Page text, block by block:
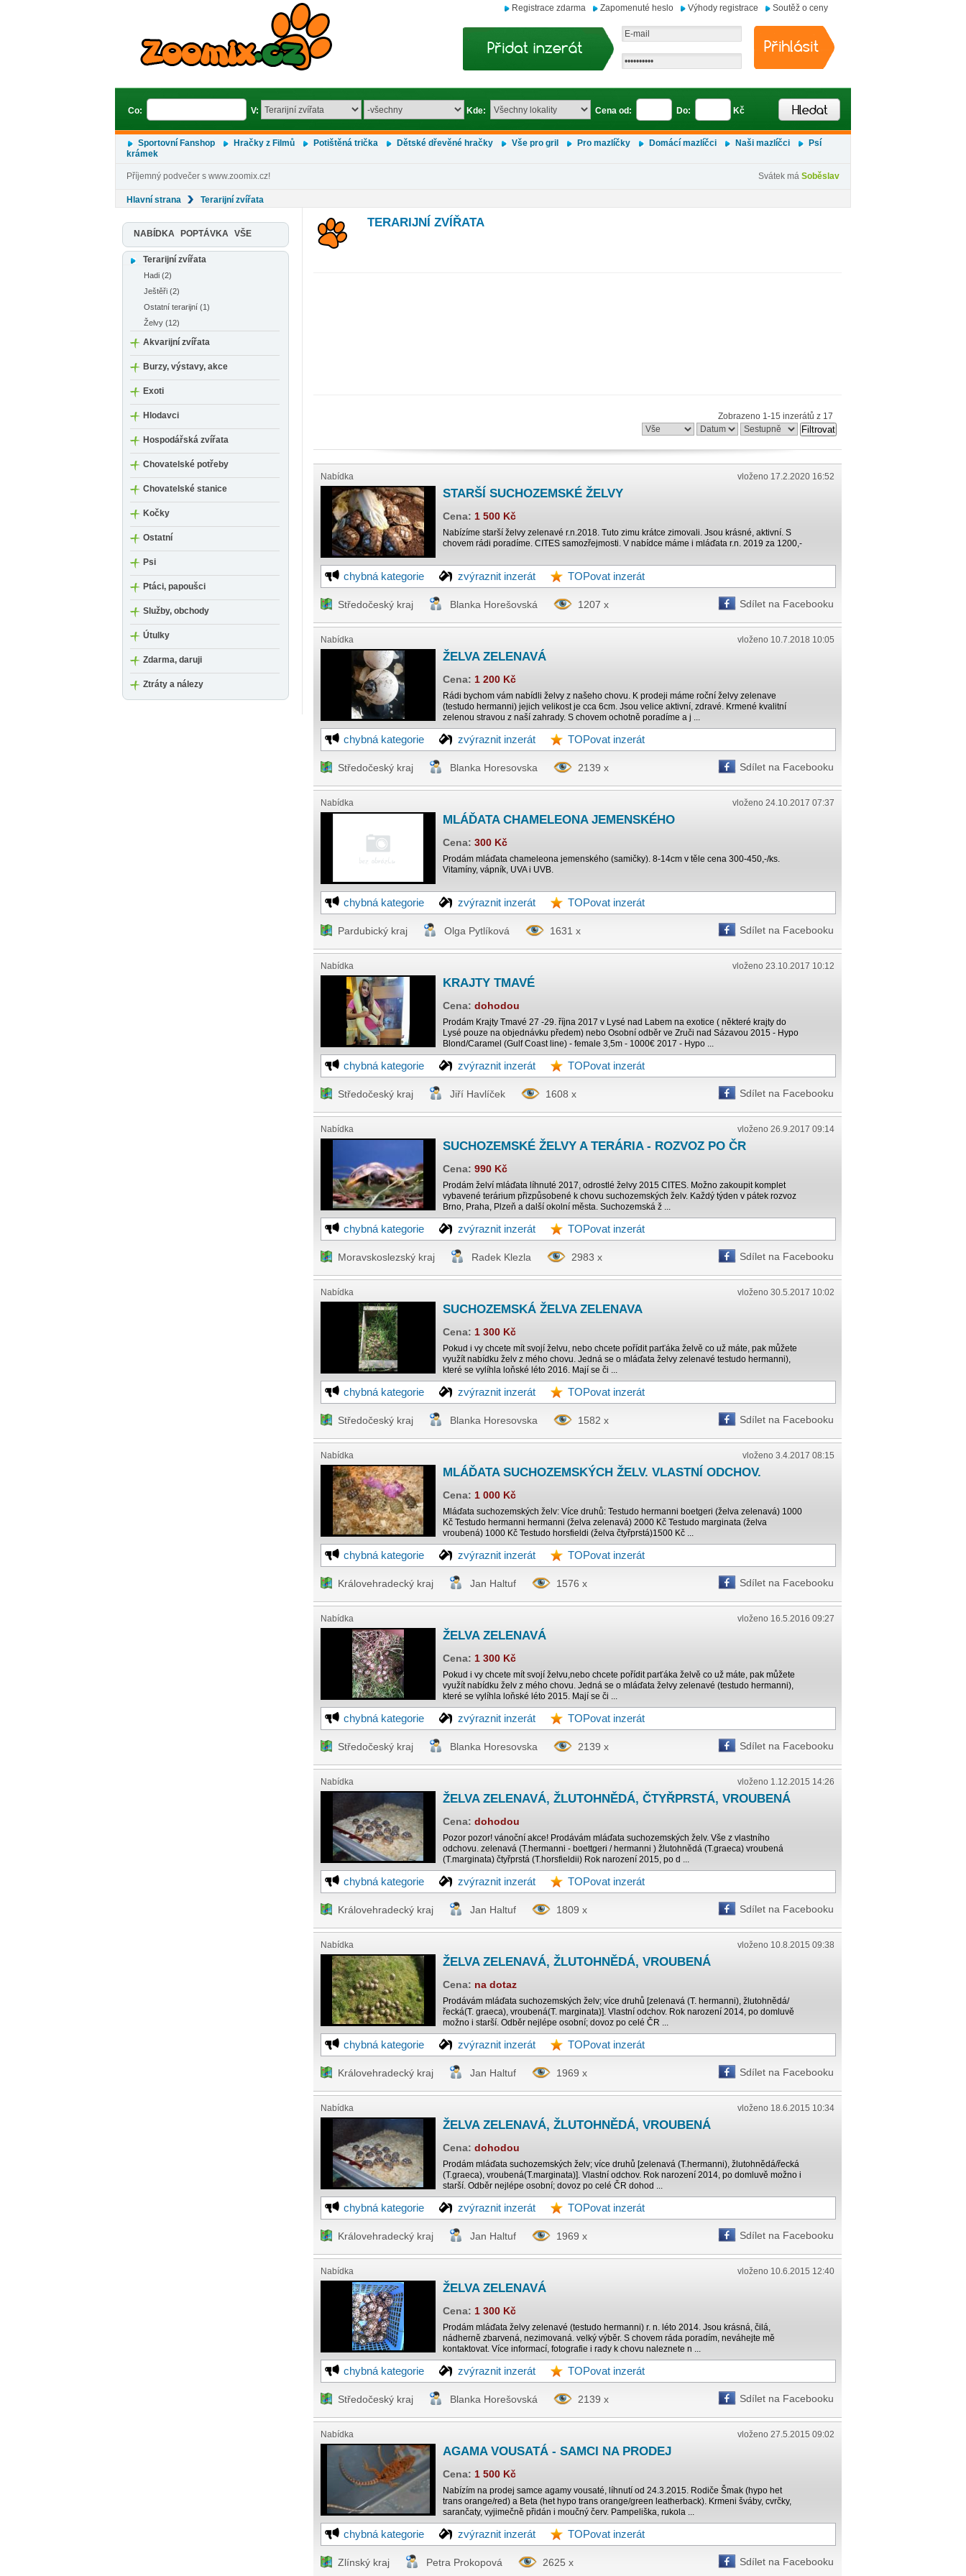
Registrace zdarma Zapomenuté heslo Výhody registrace Soutěž o ceny
Co: V: Kde: Cena od: Do: Kč
Sportovní Fanshop Hračky z Filmů Potištěná trička Dětské dřevěné hračky Vše pro gril Pro mazlíčky Domácí mazlíčci Naši mazlíčci
Psí
krámek
Příjemný podvečer s www.zoomix.cz! Svátek má Soběslav
Hlavní strana Terarijní zvířata
NABÍDKA POPTÁVKA VŠE
Terarijní zvířata
Hadi (2)
Ještěři (2)
Ostatní terarijní (1)
Želvy (12)
Akvarijní zvířata
Burzy, výstavy, akce
Exoti
Hlodavci
Hospodářská zvířata
Chovatelské potřeby
Chovatelské stanice
Kočky
Ostatní
Psi
Ptáci, papoušci
Služby, obchody
Útulky
Zdarma, daruji
Ztráty a nálezy
TERARIJNÍ ZVÍŘATA
Zobrazeno 1-15 inzerátů z 17
Filtrovat
Nabídka vloženo 17.2.2020 16:52
STARŠÍ SUCHOZEMSKÉ ŽELVY
Cena: 1 500 Kč
Nabízíme starší želvy zelenavé r.n.2018. Tuto zimu krátce zimovali. Jsou krásné, aktivní. S
chovem rádi poradíme. CITES samozřejmosti. V nabídce máme i mláďata r.n. 2019 za 1200,-
chybná kategorie zvýraznit inzerát TOPovat inzerát
Středočeský kraj Blanka Horešovská 1207 x Sdílet na Facebooku
Nabídka vloženo 10.7.2018 10:05
ŽELVA ZELENAVÁ
Cena: 1 200 Kč
Rádi bychom vám nabídli želvy z našeho chovu. K prodeji máme roční želvy zelenave
(testudo hermanni) jejich velikost je cca 6cm. Jsou velice aktivní, zdravé. Krmené kvalitní
zelenou stravou z naší zahrady. S chovem ochotně poradíme a j ...
chybná kategorie zvýraznit inzerát TOPovat inzerát
Středočeský kraj Blanka Horesovska 2139 x Sdílet na Facebooku
Nabídka vloženo 24.10.2017 07:37
MLÁĎATA CHAMELEONA JEMENSKÉHO
Cena: 300 Kč
Prodám mláďata chameleona jemenského (samičky). 8-14cm v těle cena 300-450,-/ks.
Vitamíny, vápník, UVA i UVB.
chybná kategorie zvýraznit inzerát TOPovat inzerát
Pardubický kraj Olga Pytlíková 1631 x Sdílet na Facebooku
Nabídka vloženo 23.10.2017 10:12
KRAJTY TMAVÉ
Cena: dohodou
Prodám Krajty Tmavé 27 -29. října 2017 v Lysé nad Labem na exotice ( některé krajty do
Lysé pouze na objednávku předem) nebo Osobní odběr ve Zruči nad Sázavou 2015 - Hypo
Blond/Caramel (Gulf Coast line) - female 3,5m - 1000€ 2017 - Hypo ...
chybná kategorie zvýraznit inzerát TOPovat inzerát
Středočeský kraj Jiří Havlíček 1608 x Sdílet na Facebooku
Nabídka vloženo 26.9.2017 09:14
SUCHOZEMSKÉ ŽELVY A TERÁRIA - ROZVOZ PO ČR
Cena: 990 Kč
Prodám želví mláďata líhnuté 2017, odrostlé želvy 2015 CITES. Možno zakoupit komplet
vybavené terárium přizpůsobené k chovu suchozemských želv. Každý týden v pátek rozvoz
Brno, Praha, Plzeň a další okolní města. Suchozemská ž ...
chybná kategorie zvýraznit inzerát TOPovat inzerát
Moravskoslezský kraj Radek Klezla 2983 x Sdílet na Facebooku
Nabídka vloženo 30.5.2017 10:02
SUCHOZEMSKÁ ŽELVA ZELENAVA
Cena: 1 300 Kč
Pokud i vy chcete mít svojí želvu, nebo chcete pořídit parťáka želvě co už máte, pak můžete
využít nabídku želv z mého chovu. Jedná se o mláďata želvy zelenavé testudo hermanni),
které se vylíhla loňské léto 2016. Mají se či ...
chybná kategorie zvýraznit inzerát TOPovat inzerát
Středočeský kraj Blanka Horesovska 1582 x Sdílet na Facebooku
Nabídka vloženo 3.4.2017 08:15
MLÁĎATA SUCHOZEMSKÝCH ŽELV. VLASTNÍ ODCHOV.
Cena: 1 000 Kč
Mláďata suchozemských želv: Více druhů: Testudo hermanni boetgeri (želva zelenavá) 1000
Kč Testudo hermanni hermanni (želva zelenavá) 2000 Kč Testudo marginata (želva
vroubená) 1000 Kč Testudo horsfieldi (želva čtyřprstá)1500 Kč ...
chybná kategorie zvýraznit inzerát TOPovat inzerát
Královehradecký kraj Jan Haltuf 1576 x Sdílet na Facebooku
Nabídka vloženo 16.5.2016 09:27
ŽELVA ZELENAVÁ
Cena: 1 300 Kč
Pokud i vy chcete mít svojí želvu,nebo chcete pořídit parťáka želvě co už máte, pak můžete
využít nabídku želv z mého chovu. Jedná se o mláďata želvy zelenavé (testudo hermanni),
které se vylíhla loňské léto 2015. Mají se či ...
chybná kategorie zvýraznit inzerát TOPovat inzerát
Středočeský kraj Blanka Horesovska 2139 x Sdílet na Facebooku
Nabídka vloženo 1.12.2015 14:26
ŽELVA ZELENAVÁ, ŽLUTOHNĚDÁ, ČTYŘPRSTÁ, VROUBENÁ
Cena: dohodou
Pozor pozor! vánoční akce! Prodávám mláďata suchozemských želv. Vše z vlastního
odchovu. zelenavá (T.hermanni - boettgeri / hermanni ) žlutohnědá (T.graeca) vroubená
(T.marginata) čtyřprstá (T.horsfieldii) Rok narození 2015, po d ...
chybná kategorie zvýraznit inzerát TOPovat inzerát
Královehradecký kraj Jan Haltuf 1809 x Sdílet na Facebooku
Nabídka vloženo 10.8.2015 09:38
ŽELVA ZELENAVÁ, ŽLUTOHNĚDÁ, VROUBENÁ
Cena: na dotaz
Prodávám mláďata suchozemských želv; více druhů [zelenavá (T. hermanni), žlutohnědá/
řecká(T. graeca), vroubená(T. marginata)]. Vlastní odchov. Rok narození 2014, po domluvě
možno i starší. Odběr nejlépe osobní; dovoz po celé ČR ...
chybná kategorie zvýraznit inzerát TOPovat inzerát
Královehradecký kraj Jan Haltuf 1969 x Sdílet na Facebooku
Nabídka vloženo 18.6.2015 10:34
ŽELVA ZELENAVÁ, ŽLUTOHNĚDÁ, VROUBENÁ
Cena: dohodou
Prodám mláďata suchozemských želv; více druhů [zelenavá (T.hermanni), žlutohnědá/řecká
(T.graeca), vroubená(T.marginata)]. Vlastní odchov. Rok narození 2014, po domluvě možno i
starší. Odběr nejlépe osobní; dovoz po celé ČR dohod ...
chybná kategorie zvýraznit inzerát TOPovat inzerát
Královehradecký kraj Jan Haltuf 1969 x Sdílet na Facebooku
Nabídka vloženo 10.6.2015 12:40
ŽELVA ZELENAVÁ
Cena: 1 300 Kč
Prodám mláďata želvy zelenavé (testudo hermanni) r. n. léto 2014. Jsou krásná, čilá,
nádherně zbarvená, nezimovaná. velký výběr. S chovem ráda poradím, neváhejte mě
kontaktovat. Více informací, fotografie i rady k chovu naleznete n ...
chybná kategorie zvýraznit inzerát TOPovat inzerát
Středočeský kraj Blanka Horešovská 2139 x Sdílet na Facebooku
Nabídka vloženo 27.5.2015 09:02
AGAMA VOUSATÁ - SAMCI NA PRODEJ
Cena: 1 500 Kč
Nabízím na prodej samce agamy vousaté, líhnutí od 24.3.2015. Rodiče Šmak (hypo het
trans orange/red) a Beta (het hypo trans orange/green leatherback). Krmeni šváby, cvrčky,
sarančaty, vyjimečně přidán i moučný červ. Pampeliška, rukola ...
chybná kategorie zvýraznit inzerát TOPovat inzerát
Zlínský kraj Petra Prokopová 2625 x Sdílet na Facebooku